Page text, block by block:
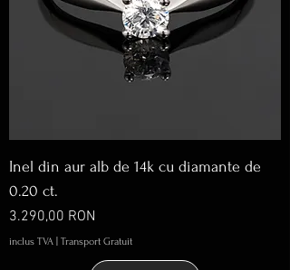
Inel din aur alb de 14k cu diamante de
0.20 ct.
Preț
3.290,00 RON
inclus TVA Transport Gratuit